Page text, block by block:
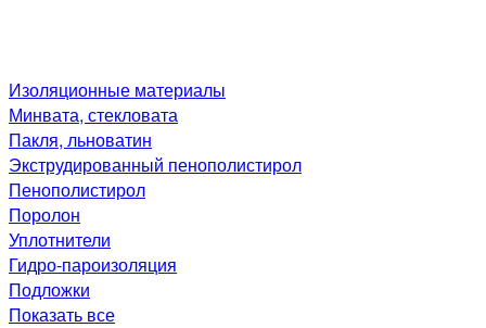
Изоляционные материалы
Минвата, стекловата
Пакля, льноватин
Экструдированный пенополистирол
Пенополистирол
Поролон
Уплотнители
Гидро-пароизоляция
Подложки
Показать все